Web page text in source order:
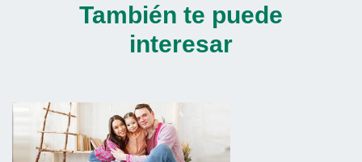
También te puede
interesar